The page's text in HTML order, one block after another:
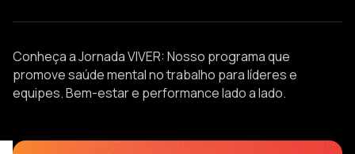
de
Portafolio
Conheça a Jornada VIVER: Nosso programa que
promove saúde mental no trabalho para líderes e
equipes. Bem-estar e performance lado a lado.